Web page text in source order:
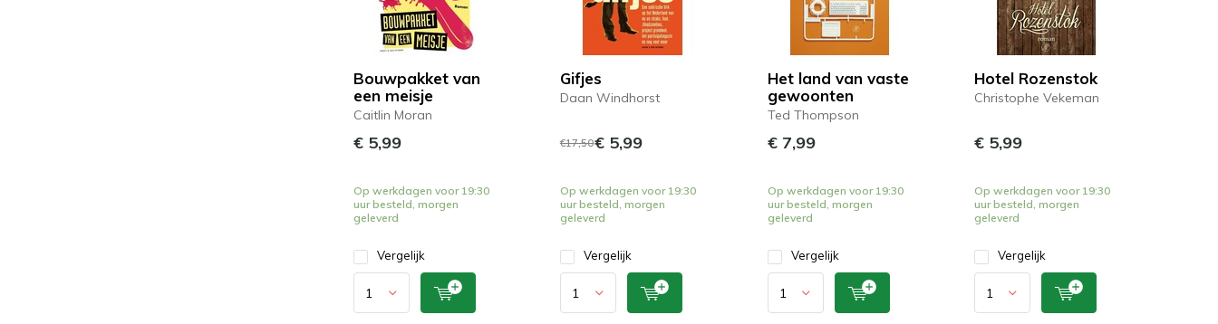
Bouwpakket van
een meisje
Caitlin Moran
€ 5,99
Op werkdagen voor 19:30
uur besteld, morgen
geleverd
Vergelijk
Gifjes
Daan Windhorst
€17,50€ 5,99
Op werkdagen voor 19:30
uur besteld, morgen
geleverd
Vergelijk
Het land van vaste
gewoonten
Ted Thompson
€ 7,99
Op werkdagen voor 19:30
uur besteld, morgen
geleverd
Vergelijk
Hotel Rozenstok
Christophe Vekeman
€ 5,99
Op werkdagen voor 19:30
uur besteld, morgen
geleverd
Vergelijk